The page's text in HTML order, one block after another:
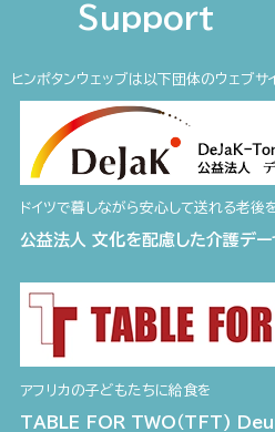
Support
ヒンポタンウェッブは以下団体のウェブサ
ドイツで暮しながら安心して送れる老後
公益法人 文化を配慮した介護デー
アフリカの子どもたちに給食を
TABLE FOR TWO（TFT)